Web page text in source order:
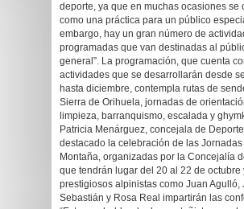
deporte, ya que en muchas ocasiones se
como una práctica para un público
embargo, hay un gran número de
programadas que van destinadas al
general”. La programación, que cuenta
actividades que se desarrollarán desde
hasta diciembre, contempla rutas de
Sierra de Orihuela, jornadas de
limpieza, barranquismo, escalada y
Patricia Menárguez, concejala de
destacado la celebración de las
Montaña, organizadas por la Concejalía
que tendrán lugar del 20 al 22 de octubre
prestigiosos alpinistas como Juan Agulló,
Sebastián y Rosa Real impartirán las